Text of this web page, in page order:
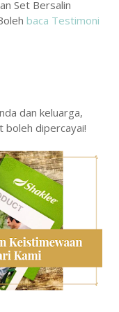
Set Bersalin
baca Testimoni
dan keluarga,
boleh dipercayai!